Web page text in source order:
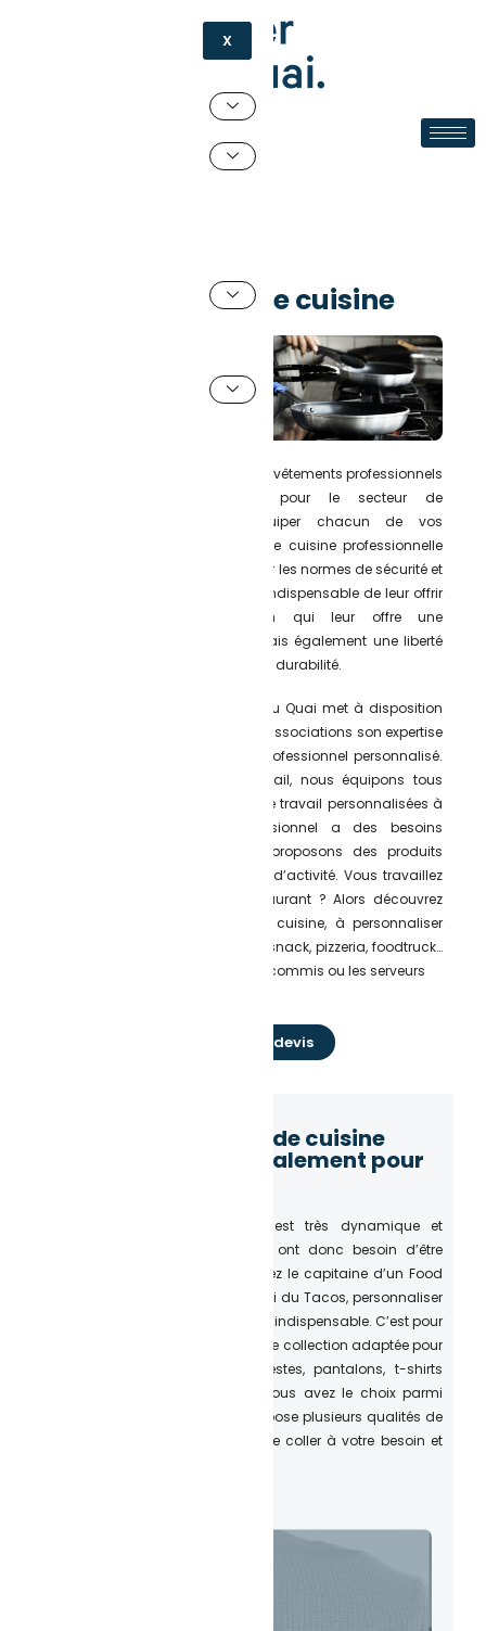
X
Vêtements de cuisine
Les vêtements de cuisine sont des vêtements professionnels
complètement indispensables pour le secteur de
la restauration. En effet, équiper chacun de vos
collaborateurs avec une tenue de cuisine professionnelle
est indispensable afin de respecter les normes de sécurité et
d’hygiène. Mais il est également indispensable de leur offrir
un équipement de protection qui leur offre une
grande protection individuelle mais également une liberté
de mouvement, du confort et de la durabilité.
Depuis 2015, l’équipe de l’Atelier du Quai met à disposition
des entreprises, professionnels et associations son expertise
dans le domaine du vêtement professionnel personnalisé.
Spécialiste du vêtement de travail, nous équipons tous
types de pros avec des tenues de travail personnalisées à
leurs couleurs. Chaque professionnel a des besoins
différents, c’est pourquoi nous proposons des produits
spécifiques pour chaque secteur d’activité. Vous travaillez
dans le domaine dans un restaurant ? Alors découvrez
notre gamme de vêtements de cuisine, à personnaliser
avec le logo de votre restaurant, snack, pizzeria, foodtruck…
Pour le chef de cuisine, le cuisinier commis ou les serveurs
Demande de devis
Des vêtements de cuisine
sélectionnés spécialement pour
Le secteur de la restauration est très dynamique et
concurrentiel. Les professionnels ont donc besoin d’être
connu et reconnu. Que vous soyez le capitaine d’un Food
Truck, un chef ultra créatif ou le roi du Tacos, personnaliser
vos tenues est devenue une chose indispensable. C’est pour
cela que nous vous proposons une collection adaptée pour
travailler en cuisine. Tabliers, vestes, pantalons, t-shirts
légers, casquettes ou toques : vous avez le choix parmi
notre large gamme qui vous propose plusieurs qualités de
vêtements à différents prix afin de coller à votre besoin et